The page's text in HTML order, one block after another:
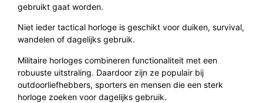
gebruikt gaat worden.
Niet ieder tactical horloge is geschikt voor duiken, survival,
wandelen of dagelijks gebruik.
Militaire horloges combineren functionaliteit met een
robuuste uitstraling. Daardoor zijn ze populair bij
outdoorliefhebbers, sporters en mensen die een sterk
horloge zoeken voor dagelijks gebruik.